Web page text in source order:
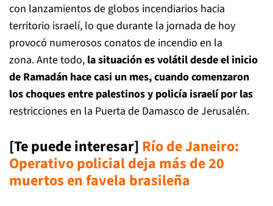
con lanzamientos de globos incendiarios hacia
territorio israelí, lo que durante la jornada de hoy
provocó numerosos conatos de incendio en la
zona. Ante todo, la situación es volátil desde el inicio
de Ramadán hace casi un mes, cuando comenzaron
los choques entre palestinos y policía israelí por las
restricciones en la Puerta de Damasco de Jerusalén.
[Te puede interesar] Río de Janeiro:
Operativo policial deja más de 20
muertos en favela brasileña